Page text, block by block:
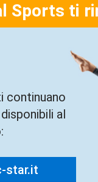
Sports ti
continuano
al
star.it